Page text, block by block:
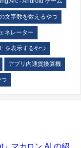
文字数を数えるやつ
ネレーター
を表示するやつ
アプリ内通貨換算機